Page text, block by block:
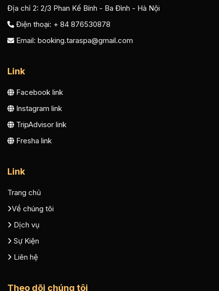
Địa chỉ 2: 2/3 Phan Kế Bính - Ba Đình - Hà Nội
Điện thoại: + 84 876530878
Email: booking.taraspa@gmail.com
Link
Facebook link
Instagram link
TripAdvisor link
Fresha link
Link
Trang chủ
Về chúng tôi
Dịch vụ
Sự Kiện
Liên hệ
Theo dõi chúng tôi